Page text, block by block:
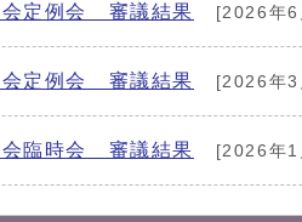
会定例会 審議結果 [2026年6
会定例会 審議結果 [2026年3
会臨時会 審議結果 [2026年1